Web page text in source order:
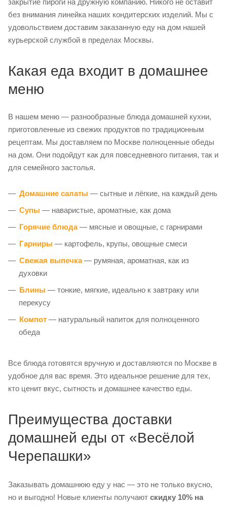
закрытие пироги на дружную компанию. Никого не оставит
без внимания линейка наших кондитерских изделий. Мы с
удовольствием доставим заказанную еду на дом нашей
курьерской службой в пределах Москвы.
Какая еда входит в домашнее
меню
В нашем меню — разнообразные блюда домашней кухни,
приготовленные из свежих продуктов по традиционным
рецептам. Мы доставляем по Москве полноценные обеды
на дом. Они подойдут как для повседневного питания, так и
для семейного застолья.
Домашние салаты — сытные и лёгкие, на каждый день
Супы — наваристые, ароматные, как дома
Горячие блюда— мясные и овощные, с гарнирами
Гарниры — картофель, крупы, овощные смеси
Свежая выпечка— румяная, ароматная, как из
духовки
Блины — тонкие, мягкие, идеально к завтраку или
перекусу
Компот — натуральный напиток для полноценного
обеда
Все блюда готовятся вручную и доставляются по Москве в
удобное для вас время. Это идеальное решение для тех,
кто ценит вкус, сытность и домашнее качество еды.
Преимущества доставки
домашней еды от «Весёлой
Черепашки»
Заказывать домашнюю еду у нас — это не только вкусно,
но и выгодно! Новые клиенты получают скидку 10% на